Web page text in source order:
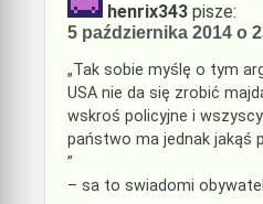
henrix343 pisze:
5 października 2014 o
„Tak sobie myślę o tym
USA nie da się zrobić
wskroś policyjne i
państwo ma jednak jakąś
”
– sa to swiadomi